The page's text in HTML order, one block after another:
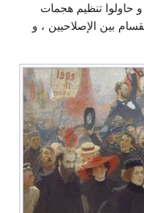
و حاولوا تنظيم هجمات
، كان هناك انقسام بين الإصلاحيين ، و